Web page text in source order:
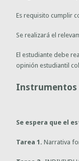
Es requisito cumplir
Se realizará el
El estudiante debe
opinión estudiantil
Instrumentos
Se espera que el
Tarea 1. Narrativa